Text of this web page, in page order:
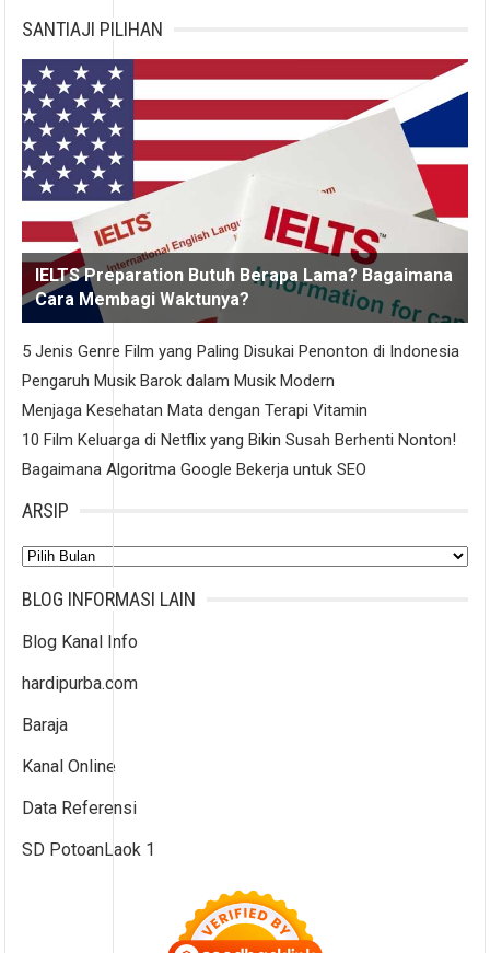
SANTIAJI PILIHAN
IELTS Preparation Butuh Berapa Lama? Bagaimana
Cara Membagi Waktunya?
5 Jenis Genre Film yang Paling Disukai Penonton di Indonesia
Pengaruh Musik Barok dalam Musik Modern
Menjaga Kesehatan Mata dengan Terapi Vitamin
10 Film Keluarga di Netflix yang Bikin Susah Berhenti Nonton!
Bagaimana Algoritma Google Bekerja untuk SEO
ARSIP
Arsip
BLOG INFORMASI LAIN
Blog Kanal Info
hardipurba.com
Baraja
Kanal Online
Data Referensi
SD PotoanLaok 1